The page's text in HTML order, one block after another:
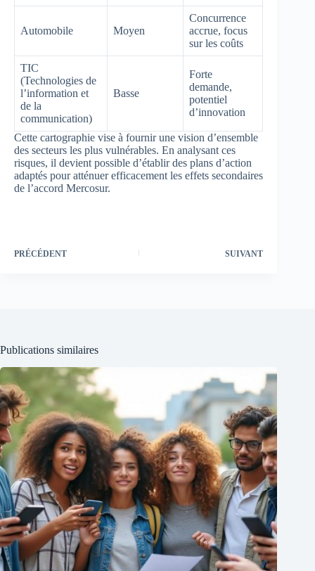
Automobile Moyen
Concurrence
accrue, focus
sur les coûts
TIC
(Technologies de
l’information et
de la
communication)
Basse
Forte
demande,
potentiel
d’innovation
Cette cartographie vise à fournir une vision d’ensemble
des secteurs les plus vulnérables. En analysant ces
risques, il devient possible d’établir des plans d’action
adaptés pour atténuer efficacement les effets secondaires
de l’accord Mercosur.
PRÉCÉDENT SUIVANT
Publications similaires